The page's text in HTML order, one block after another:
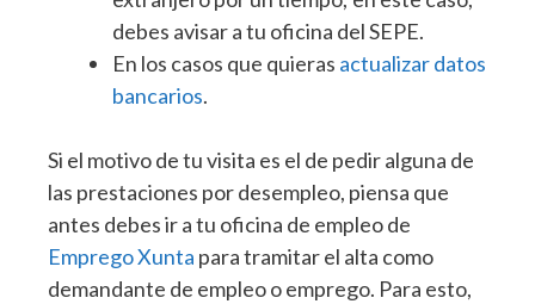
debes avisar a tu oficina del SEPE.
En los casos que quieras actualizar datos
bancarios.
Si el motivo de tu visita es el de pedir alguna de
las prestaciones por desempleo, piensa que
antes debes ir a tu oficina de empleo de
Emprego Xunta para tramitar el alta como
demandante de empleo o emprego. Para esto,